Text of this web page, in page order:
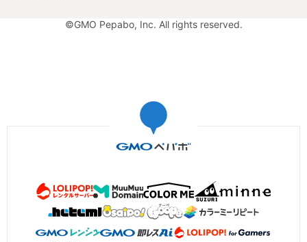
©GMO Pepabo, Inc. All rights reserved.